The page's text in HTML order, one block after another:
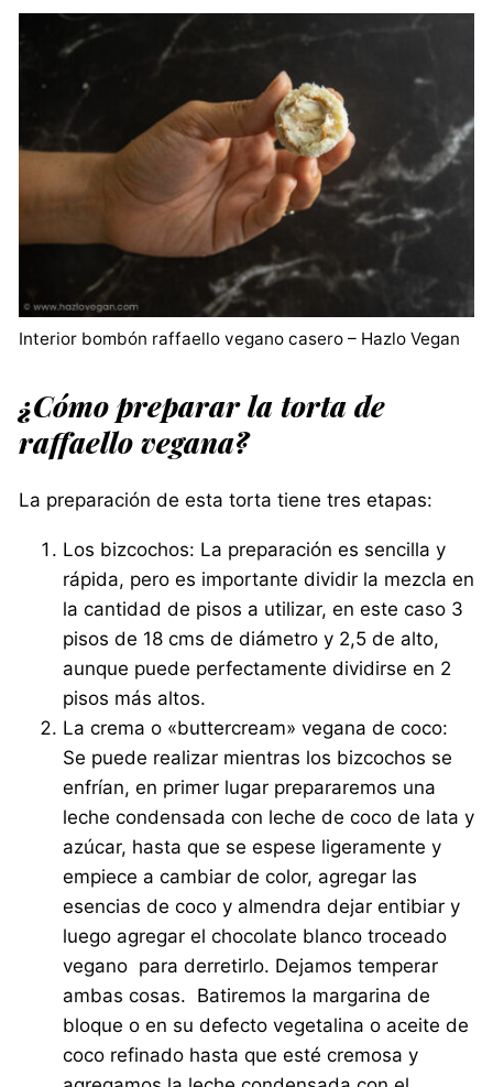
Interior bombón raffaello vegano casero – Hazlo Vegan
¿Cómo preparar la torta de
raffaello vegana?
La preparación de esta torta tiene tres etapas:
Los bizcochos: La preparación es sencilla y
rápida, pero es importante dividir la mezcla en
la cantidad de pisos a utilizar, en este caso 3
pisos de 18 cms de diámetro y 2,5 de alto,
aunque puede perfectamente dividirse en 2
pisos más altos.
La crema o «buttercream» vegana de coco:
Se puede realizar mientras los bizcochos se
enfrían, en primer lugar prepararemos una
leche condensada con leche de coco de lata y
azúcar, hasta que se espese ligeramente y
empiece a cambiar de color, agregar las
esencias de coco y almendra dejar entibiar y
luego agregar el chocolate blanco troceado
vegano para derretirlo. Dejamos temperar
ambas cosas. Batiremos la margarina de
bloque o en su defecto vegetalina o aceite de
coco refinado hasta que esté cremosa y